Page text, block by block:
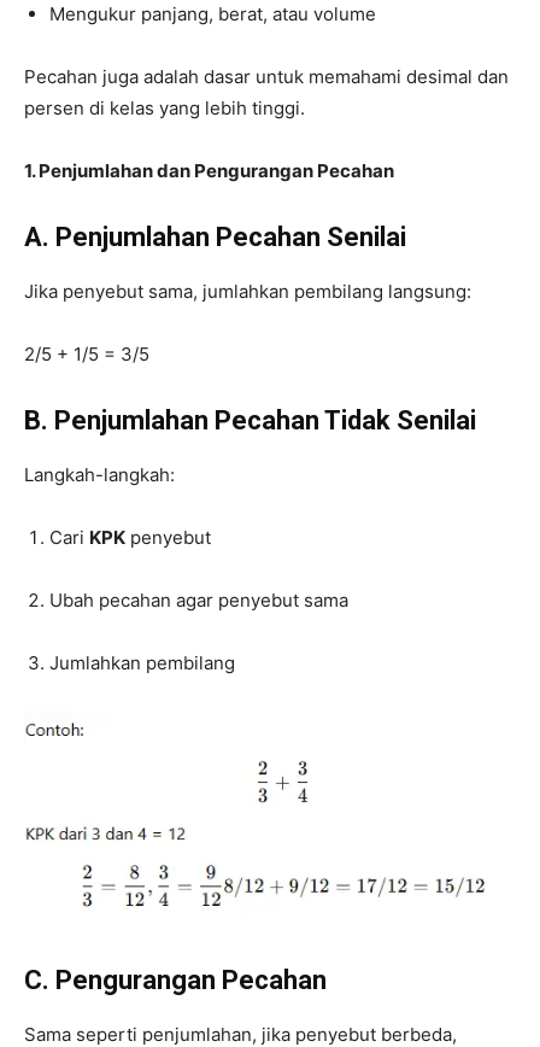
Mengukur panjang, berat, atau volume
Pecahan juga adalah dasar untuk memahami desimal dan
persen di kelas yang lebih tinggi.
1. Penjumlahan dan Pengurangan Pecahan
A. Penjumlahan Pecahan Senilai
Jika penyebut sama, jumlahkan pembilang langsung:
2/5 + 1/5 = 3/5​
B. Penjumlahan Pecahan Tidak Senilai
Langkah-langkah:
Cari KPK penyebut
Ubah pecahan agar penyebut sama
Jumlahkan pembilang
C. Pengurangan Pecahan
Sama seperti penjumlahan, jika penyebut berbeda,